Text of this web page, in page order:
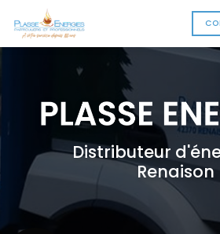
au
contenu
principal
Distributeur
Renaison